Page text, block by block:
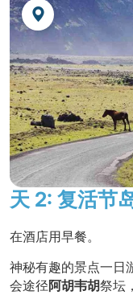
天 2: 复活节
在酒店用早餐。
神秘有趣的景点一日
会途径阿胡韦胡祭坛